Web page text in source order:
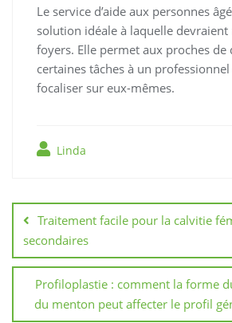
Le service d’aide aux personnes
solution idéale à laquelle
foyers. Elle permet aux proches de
certaines tâches à un
focaliser sur eux-mêmes.
Linda
de
l’article
Traitement facile pour la calvitie
secondaires
Profiloplastie : comment la forme
du menton peut affecter le profil